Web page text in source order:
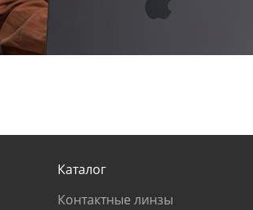
Каталог
Контактные линзы